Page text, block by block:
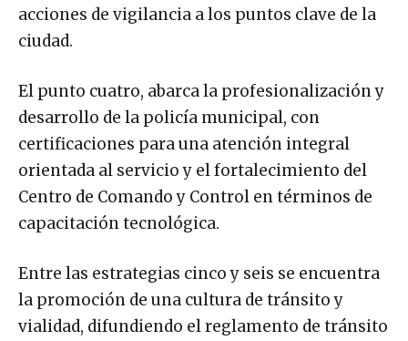
acciones de vigilancia a los puntos clave de la
ciudad.
El punto cuatro, abarca la profesionalización y
desarrollo de la policía municipal, con
certificaciones para una atención integral
orientada al servicio y el fortalecimiento del
Centro de Comando y Control en términos de
capacitación tecnológica.
Entre las estrategias cinco y seis se encuentra
la promoción de una cultura de tránsito y
vialidad, difundiendo el reglamento de tránsito